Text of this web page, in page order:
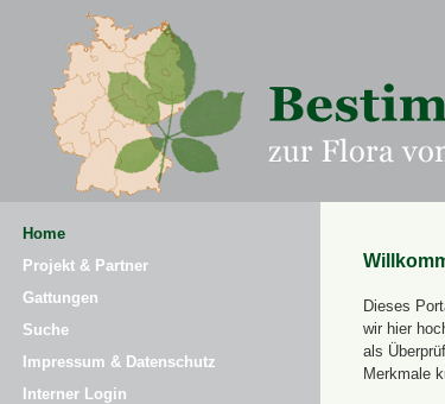
Home
Projekt & Partner
Gattungen
Suche
Impressum & Datenschutz
Interner Login
Dieses
wir hier
als
Merkmale